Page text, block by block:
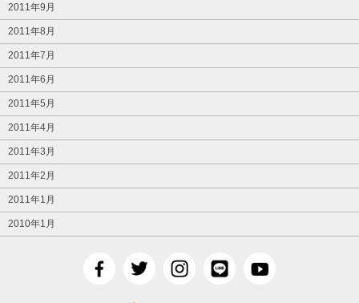
2011年9月
2011年8月
2011年7月
2011年6月
2011年5月
2011年4月
2011年3月
2011年2月
2011年1月
2010年1月